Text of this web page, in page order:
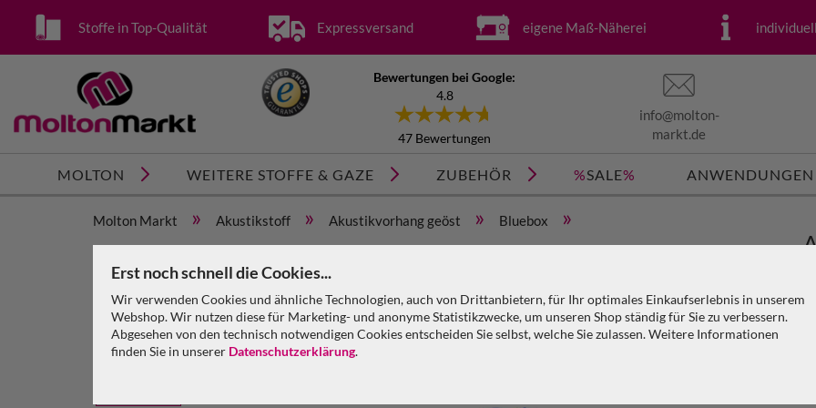
Erst noch schnell die Cookies...
Wir verwenden Cookies und ähnliche Technologien, auch von Drittanbietern, für Ihr optimales Einkaufserlebnis in unserem
Webshop. Wir nutzen diese für Marketing- und anonyme Statistikzwecke, um unseren Shop ständig für Sie zu verbessern.
Abgesehen von den technisch notwendigen Cookies entscheiden Sie selbst, welche Sie zulassen. Weitere Informationen
finden Sie in unserer Datenschutzerklärung.
Stoffe in Top-Qualität Expressversand eigene Maß-Näherei
Bewertungen bei Google:
4.8
47 Bewertungen
info@molton-
markt.de
MOLTON WEITERE STOFFE & GAZE ZUBEHÖR %SALE% ANWENDUNGEN
Molton Markt » Akustikstoff » Akustikvorhang geöst » Bluebox »